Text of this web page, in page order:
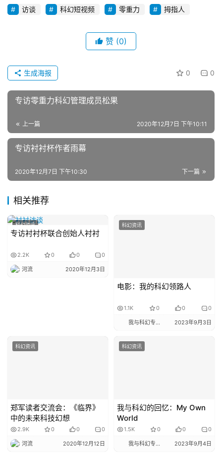
访谈 科幻短视频 零重力 拇指人
赞 (0)
0 0
生成海报
专访零重力科幻管理成员松果
上一篇 2020年12月7日 下午10:11
专访衬衬杯作者雨幕
下一篇
2020年12月7日 下午10:30
相关推荐
科幻资讯
专访衬衬杯联合创始人衬衬
2.2K 0 0 0
河流 2020年12月3日
科幻资讯
电影：我的科幻领路人
1.1K 0 0 0
我与科幻专栏小编 2023年9月3日
科幻资讯
郑军读者交流会：《临界》
中的未来科技幻想
2.9K 0 0 0
河流 2020年12月12日
科幻资讯
我与科幻的回忆：My Own
World
1.5K 0 0 0
我与科幻专栏小编 2023年9月4日